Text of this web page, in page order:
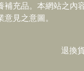
充品。本網站之
見之意圖。
退換